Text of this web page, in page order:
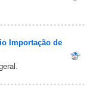
Importação de